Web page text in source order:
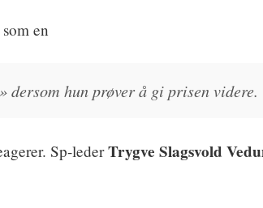
en
dersom hun prøver å gi prisen videre.
Sp-lederTrygve Slagsvold